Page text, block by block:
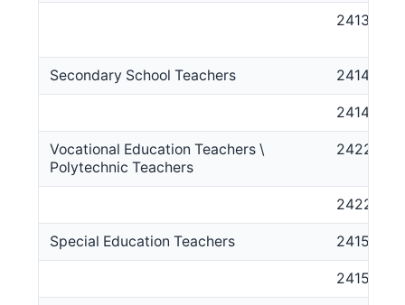
241311
Secondary School Teachers 2414
241411
Vocational Education Teachers \
Polytechnic Teachers
2422
242211
Special Education Teachers 2415
241511